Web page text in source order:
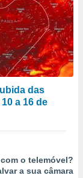
das
a 16 de
o telemóvel?
a sua câmara